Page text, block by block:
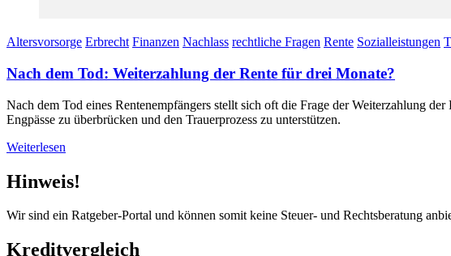
Altersvorsorge Erbrecht Finanzen Nachlass rechtliche Fragen Rente Sozialleistungen
Nach dem Tod: Weiterzahlung der Rente für drei Monate?
Nach dem Tod eines Rentenempfängers stellt sich oft die Frage der Weiterzahlung
Engpässe zu überbrücken und den Trauerprozess zu unterstützen.
Weiterlesen
Hinweis!
Wir sind ein Ratgeber-Portal und können somit keine Steuer- und Rechtsberatung
Kreditvergleich